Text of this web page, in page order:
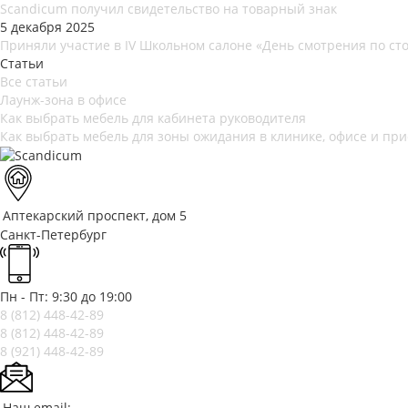
Scandicum получил свидетельство на товарный знак
5 декабря 2025
Приняли участие в IV Школьном салоне «День смотрения по
Статьи
Все статьи
Лаунж-зона в офисе
Как выбрать мебель для кабинета руководителя
Как выбрать мебель для зоны ожидания в клинике, офисе и
Аптекарский проспект, дом 5
Санкт-Петербург
Пн - Пт: 9:30 до 19:00
8 (812) 448-42-89
8 (812) 448-42-89
8 (921) 448-42-89